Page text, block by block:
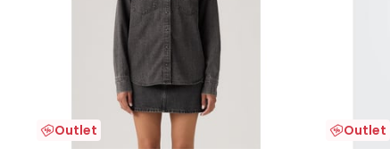
Outlet Outlet